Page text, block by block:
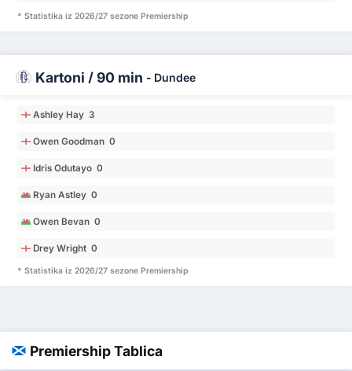
* Statistika iz 2026/27 sezone Premiership
Kartoni / 90 min - Dundee
Ashley Hay 3
Owen Goodman 0
Idris Odutayo 0
Ryan Astley 0
Owen Bevan 0
Drey Wright 0
* Statistika iz 2026/27 sezone Premiership
Premiership Tablica